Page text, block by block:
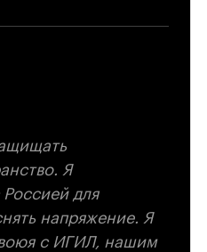
Я
для
напряжение. Я
с ИГИЛ, нашим